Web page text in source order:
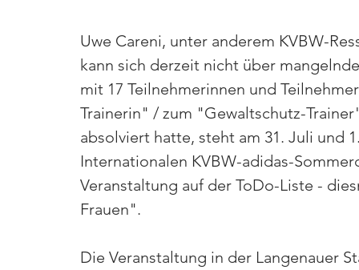
Uwe Careni, unter anderem KVBW-
kann sich derzeit nicht über
mit 17 Teilnehmerinnen und
Trainerin" / zum "Gewaltschutz-
absolviert hatte, steht am 31. Juli und
Internationalen KVBW-adidas-
Veranstaltung auf der ToDo-Liste -
Frauen".
Die Veranstaltung in der Langenauer